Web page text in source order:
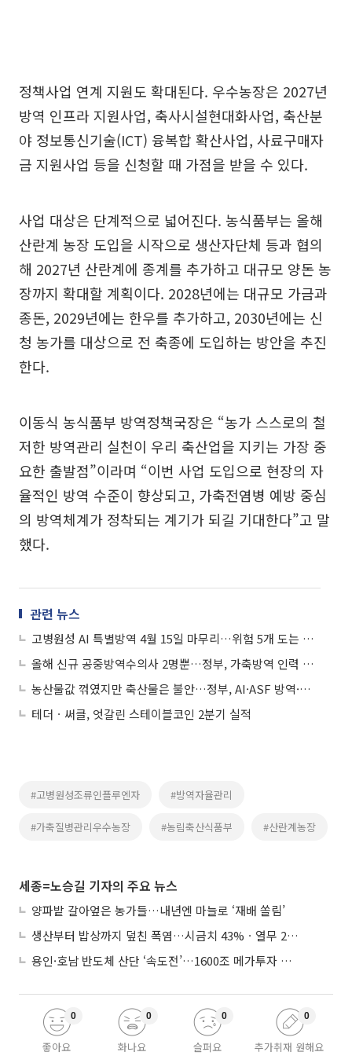
정책사업 연계 지원도 확대된다. 우수농장은 2027년
방역 인프라 지원사업, 축사시설현대화사업, 축산분
야 정보통신기술(ICT) 융복합 확산사업, 사료구매자
금 지원사업 등을 신청할 때 가점을 받을 수 있다.
사업 대상은 단계적으로 넓어진다. 농식품부는 올해
산란계 농장 도입을 시작으로 생산자단체 등과 협의
해 2027년 산란계에 종계를 추가하고 대규모 양돈 농
장까지 확대할 계획이다. 2028년에는 대규모 가금과
종돈, 2029년에는 한우를 추가하고, 2030년에는 신
청 농가를 대상으로 전 축종에 도입하는 방안을 추진
한다.
이동식 농식품부 방역정책국장은 “농가 스스로의 철
저한 방역관리 실천이 우리 축산업을 지키는 가장 중
요한 출발점”이라며 “이번 사업 도입으로 현장의 자
율적인 방역 수준이 향상되고, 가축전염병 예방 중심
의 방역체계가 정착되는 계기가 되길 기대한다”고 말
했다.
관련 뉴스
고병원성 AI 특별방역 4월 15일 마무리…위험 5개 도는 방역 강화 계속
올해 신규 공중방역수의사 2명뿐…정부, 가축방역 인력 긴급 보강
농산물값 꺾였지만 축산물은 불안…정부, AI·ASF 방역·수입란 공급 총력
테더ㆍ써클, 엇갈린 스테이블코인 2분기 실적
#고병원성조류인플루엔자 #방역자율관리
#가축질병관리우수농장 #농림축산식품부 #산란계농장
세종=노승길 기자의 주요 뉴스
양파밭 갈아엎은 농가들…내년엔 마늘로 ‘재배 쏠림’
생산부터 밥상까지 덮친 폭염…시금치 43%ㆍ열무 28% 급등
용인·호남 반도체 산단 ‘속도전’…1600조 메가투자 이행 총력
좋아요
0
화나요
0
슬퍼요
0
추가취재 원해요
0